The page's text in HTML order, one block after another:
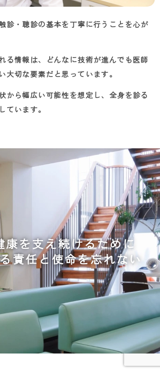
診・聴診の基本を丁寧に行うことを心が
る情報は、どんなに技術が進んでも医師
大切な要素だと思っています。
から幅広い可能性を想定し、全身を診る
ています。
康を支え続けるために
責任と使命を忘れない